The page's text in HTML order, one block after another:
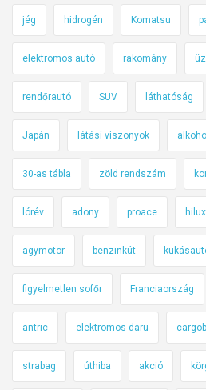
jég hidrogén Komatsu
elektromos autó rakomány
rendőrautó SUV láthatóság
Japán látási viszonyok
30-as tábla zöld rendszám
lórév adony proace hilux
agymotor benzinkút
figyelmetlen sofőr Franciaország
antric elektromos daru
strabag úthiba akció